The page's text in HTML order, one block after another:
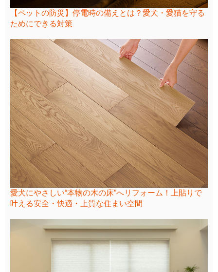
【ペットの防災】停電時の備えとは？愛犬・愛猫を守る
ためにできる対策
愛犬にやさしい“本物の木の床”へリフォーム！上貼りで
叶える安全・快適・上質な住まい空間